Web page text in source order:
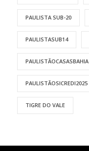
PAULISTA SUB-20
PAULISTASUB14
PAULISTÃOCASASBAHIA
PAULISTÃOSICREDI2025
TIGRE DO VALE